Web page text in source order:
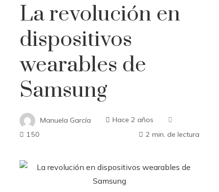
La revolución en
dispositivos
wearables de
Samsung
Manuela García
Hace 2 años
150
2 min. de lectura